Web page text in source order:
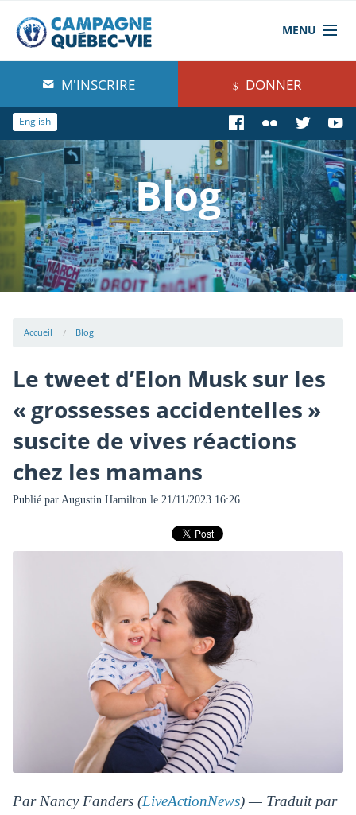
MENU
À propos de nous
Blog
Comprendre
Agir
Boutique
M'INSCRIRE DONNER
English
Blog
Accueil Blog
Le tweet d’Elon Musk sur les
« grossesses accidentelles »
suscite de vives réactions
chez les mamans
Publié par Augustin Hamilton le 21/11/2023 16:26
Par Nancy Fanders (LiveActionNews) — Traduit par